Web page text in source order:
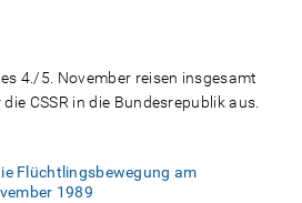
4./5. November reisen insgesamt
CSSR in die Bundesrepublik aus.
Flüchtlingsbewegung am
1989